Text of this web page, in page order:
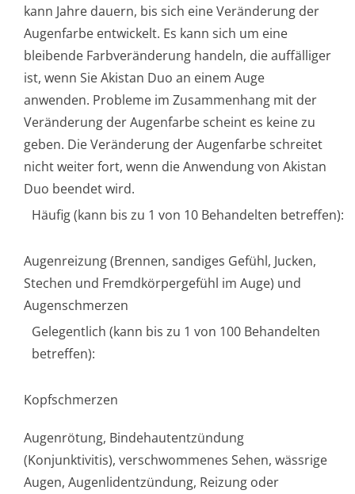
kann Jahre dauern, bis sich eine Veränderung der
Augenfarbe entwickelt. Es kann sich um eine
bleibende Farbveränderung handeln, die auffälliger
ist, wenn Sie Akistan Duo an einem Auge
anwenden. Probleme im Zusammenhang mit der
Veränderung der Augenfarbe scheint es keine zu
geben. Die Veränderung der Augenfarbe schreitet
nicht weiter fort, wenn die Anwendung von Akistan
Duo beendet wird.
Häufig (kann bis zu 1 von 10 Behandelten betreffen):
Augenreizung (Brennen, sandiges Gefühl, Jucken,
Stechen und Fremdkörpergefühl im Auge) und
Augenschmerzen
Gelegentlich (kann bis zu 1 von 100 Behandelten
betreffen):
Kopfschmerzen
Augenrötung, Bindehautentzündung
(Konjunktivitis), verschwommenes Sehen, wässrige
Augen, Augenlidentzündung, Reizung oder